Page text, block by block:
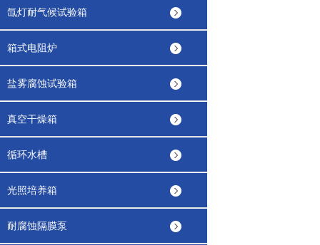
氙灯耐气候试验箱
箱式电阻炉
盐雾腐蚀试验箱
真空干燥箱
循环水槽
光照培养箱
耐腐蚀隔膜泵